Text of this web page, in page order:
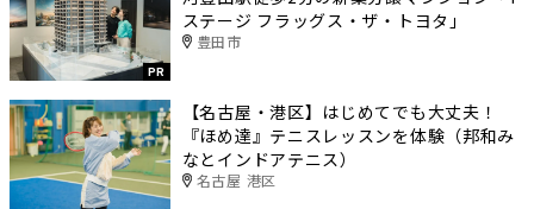
PR
ステージ フラッグス・ザ・トヨタ」
豊田市
【名古屋・港区】はじめてでも大丈夫！
『ほめ達』テニスレッスンを体験（邦和み
なとインドアテニス）
名古屋 港区